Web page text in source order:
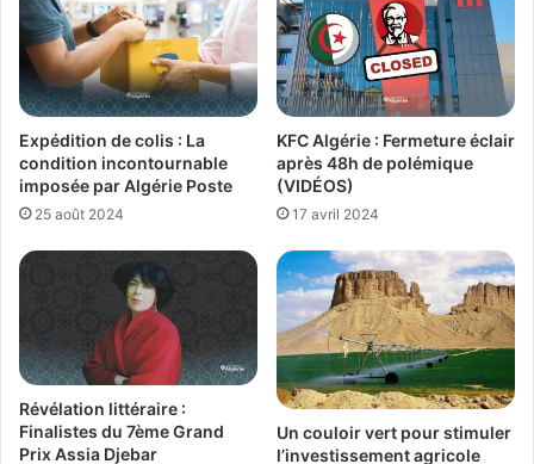
Expédition de colis : La
condition incontournable
imposée par Algérie Poste
25 août 2024
KFC Algérie : Fermeture éclair
après 48h de polémique
(VIDÉOS)
17 avril 2024
Révélation littéraire :
Finalistes du 7ème Grand
Prix Assia Djebar
Un couloir vert pour stimuler
l’investissement agricole